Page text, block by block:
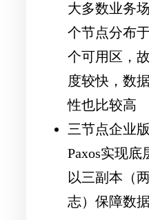
大多数业务
个节点分布
个可用区，
度较快，数
性也比较高
三节点企业
Paxos实现
以三副本（
志）保障数